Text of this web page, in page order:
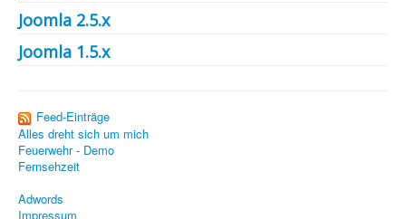
PovRay
PHP
CMS
Grafik
Joomla 2.5.x
Joomla 1.5.x
Feed-Einträge
Alles dreht sich um mich
Feuerwehr - Demo
Fernsehzeit
Adwords
Impressum